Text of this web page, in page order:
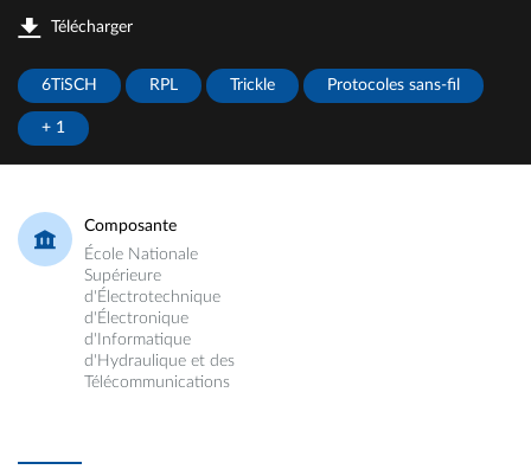
Télécharger
6TiSCH RPL Trickle Protocoles sans-fil
+ 1
Composante
École Nationale
Supérieure
d'Électrotechnique
d'Électronique
d'Informatique
d'Hydraulique et des
Télécommunications